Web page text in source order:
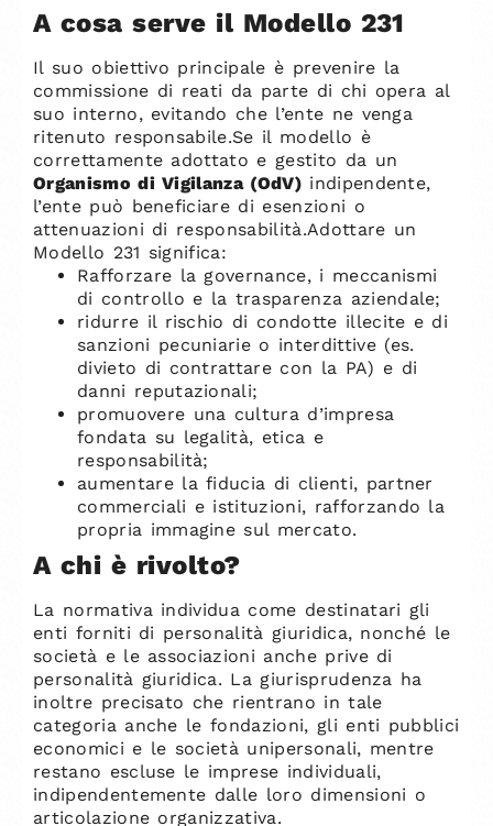
A cosa serve il Modello 231
Il suo obiettivo principale è prevenire la
commissione di reati da parte di chi opera al
suo interno, evitando che l’ente ne venga
ritenuto responsabile.Se il modello è
correttamente adottato e gestito da un
Organismo di Vigilanza (OdV)indipendente,
l’ente può beneficiare di esenzioni o
attenuazioni di responsabilità.Adottare un
Modello 231 significa:
Rafforzare la governance, i meccanismi
di controllo e la trasparenza aziendale;
ridurre il rischio di condotte illecite e di
sanzioni pecuniarie o interdittive (es.
divieto di contrattare con la PA) e di
danni reputazionali;
promuovere una cultura d’impresa
fondata su legalità, etica e
responsabilità;
aumentare la fiducia di clienti, partner
commerciali e istituzioni, rafforzando la
propria immagine sul mercato.
A chi è rivolto?
La normativa individua come destinatari gli
enti forniti di personalità giuridica, nonché le
società e le associazioni anche prive di
personalità giuridica. La giurisprudenza ha
inoltre precisato che rientrano in tale
categoria anche le fondazioni, gli enti pubblici
economici e le società unipersonali, mentre
restano escluse le imprese individuali,
indipendentemente dalle loro dimensioni o
articolazione organizzativa.